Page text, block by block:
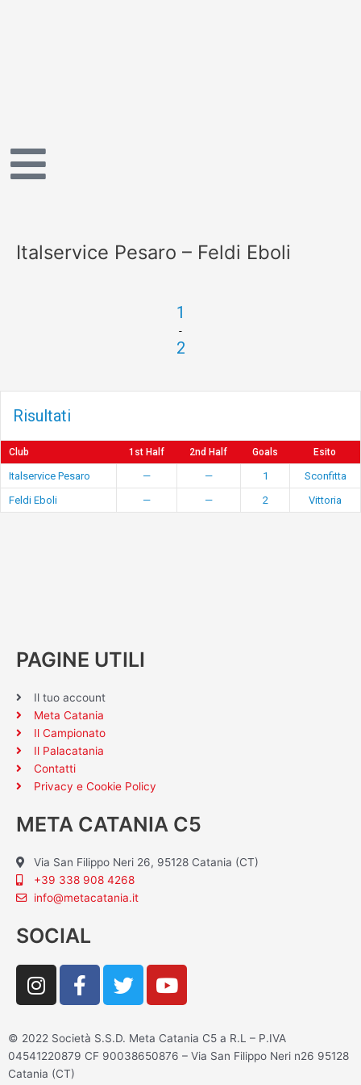
Italservice Pesaro – Feldi Eboli
1
-
2
Risultati
Club 1st Half 2nd Half Goals Esito
Italservice Pesaro — — 1
Sconfitta
Feldi Eboli
— — 2 Vittoria
PAGINE UTILI
Il tuo account
Meta Catania
Il Campionato
Il Palacatania
Contatti
Privacy e Cookie Policy
META CATANIA C5
Via San Filippo Neri 26, 95128 Catania (CT)
+39 338 908 4268
info@metacatania.it
SOCIAL
I
n
t
a
g
F
a
e
b
T
w
t
t
Y
o
t
u
© 2022 Società S.S.D. Meta Catania C5 a R.L – P.IVA
04541220879 CF 90038650876 – Via San Filippo Neri n26 95128
Catania (CT)